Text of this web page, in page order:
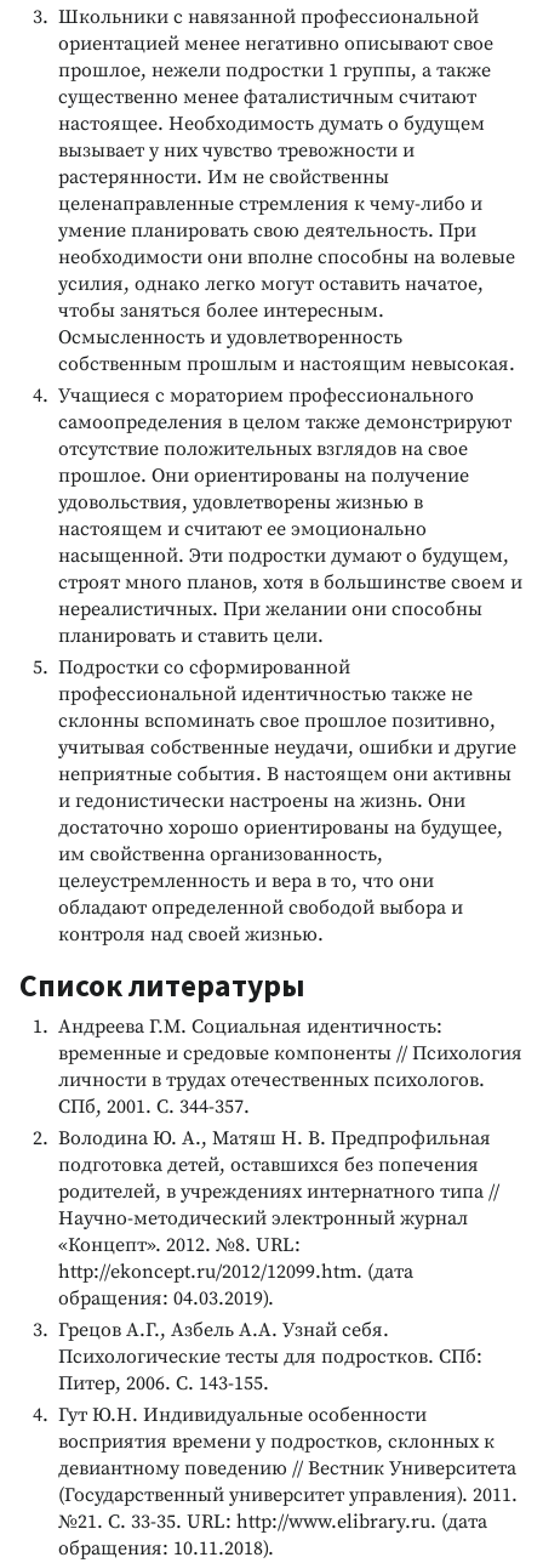
Школьники с навязанной профессиональной
ориентацией менее негативно описывают свое
прошлое, нежели подростки 1 группы, а также
существенно менее фаталистичным считают
настоящее. Необходимость думать о будущем
вызывает у них чувство тревожности и
растерянности. Им не свойственны
целенаправленные стремления к чему-либо и
умение планировать свою деятельность. При
необходимости они вполне способны на волевые
усилия, однако легко могут оставить начатое,
чтобы заняться более интересным.
Осмысленность и удовлетворенность
собственным прошлым и настоящим невысокая.
Учащиеся с мораторием профессионального
самоопределения в целом также демонстрируют
отсутствие положительных взглядов на свое
прошлое. Они ориентированы на получение
удовольствия, удовлетворены жизнью в
настоящем и считают ее эмоционально
насыщенной. Эти подростки думают о будущем,
строят много планов, хотя в большинстве своем и
нереалистичных. При желании они способны
планировать и ставить цели.
Подростки со сформированной
профессиональной идентичностью также не
склонны вспоминать свое прошлое позитивно,
учитывая собственные неудачи, ошибки и другие
неприятные события. В настоящем они активны
и гедонистически настроены на жизнь. Они
достаточно хорошо ориентированы на будущее,
им свойственна организованность,
целеустремленность и вера в то, что они
обладают определенной свободой выбора и
контроля над своей жизнью.
Список литературы
Андреева Г.М. Социальная идентичность:
временные и средовые компоненты // Психология
личности в трудах отечественных психологов.
СПб, 2001. С. 344-357.
Володина Ю. А., Матяш Н. В. Предпрофильная
подготовка детей, оставшихся без попечения
родителей, в учреждениях интернатного типа //
Научно-методический электронный журнал
«Концепт». 2012. №8. URL:
http://ekoncept.ru/2012/12099.htm. (дата
обращения: 04.03.2019).
Грецов А.Г., Азбель А.А. Узнай себя.
Психологические тесты для подростков. СПб:
Питер, 2006. С. 143-155.
Гут Ю.Н. Индивидуальные особенности
восприятия времени у подростков, склонных к
девиантному поведению // Вестник Университета
(Государственный университет управления). 2011.
№21. С. 33-35. URL: http://www.elibrary.ru. (дата
обращения: 10.11.2018).